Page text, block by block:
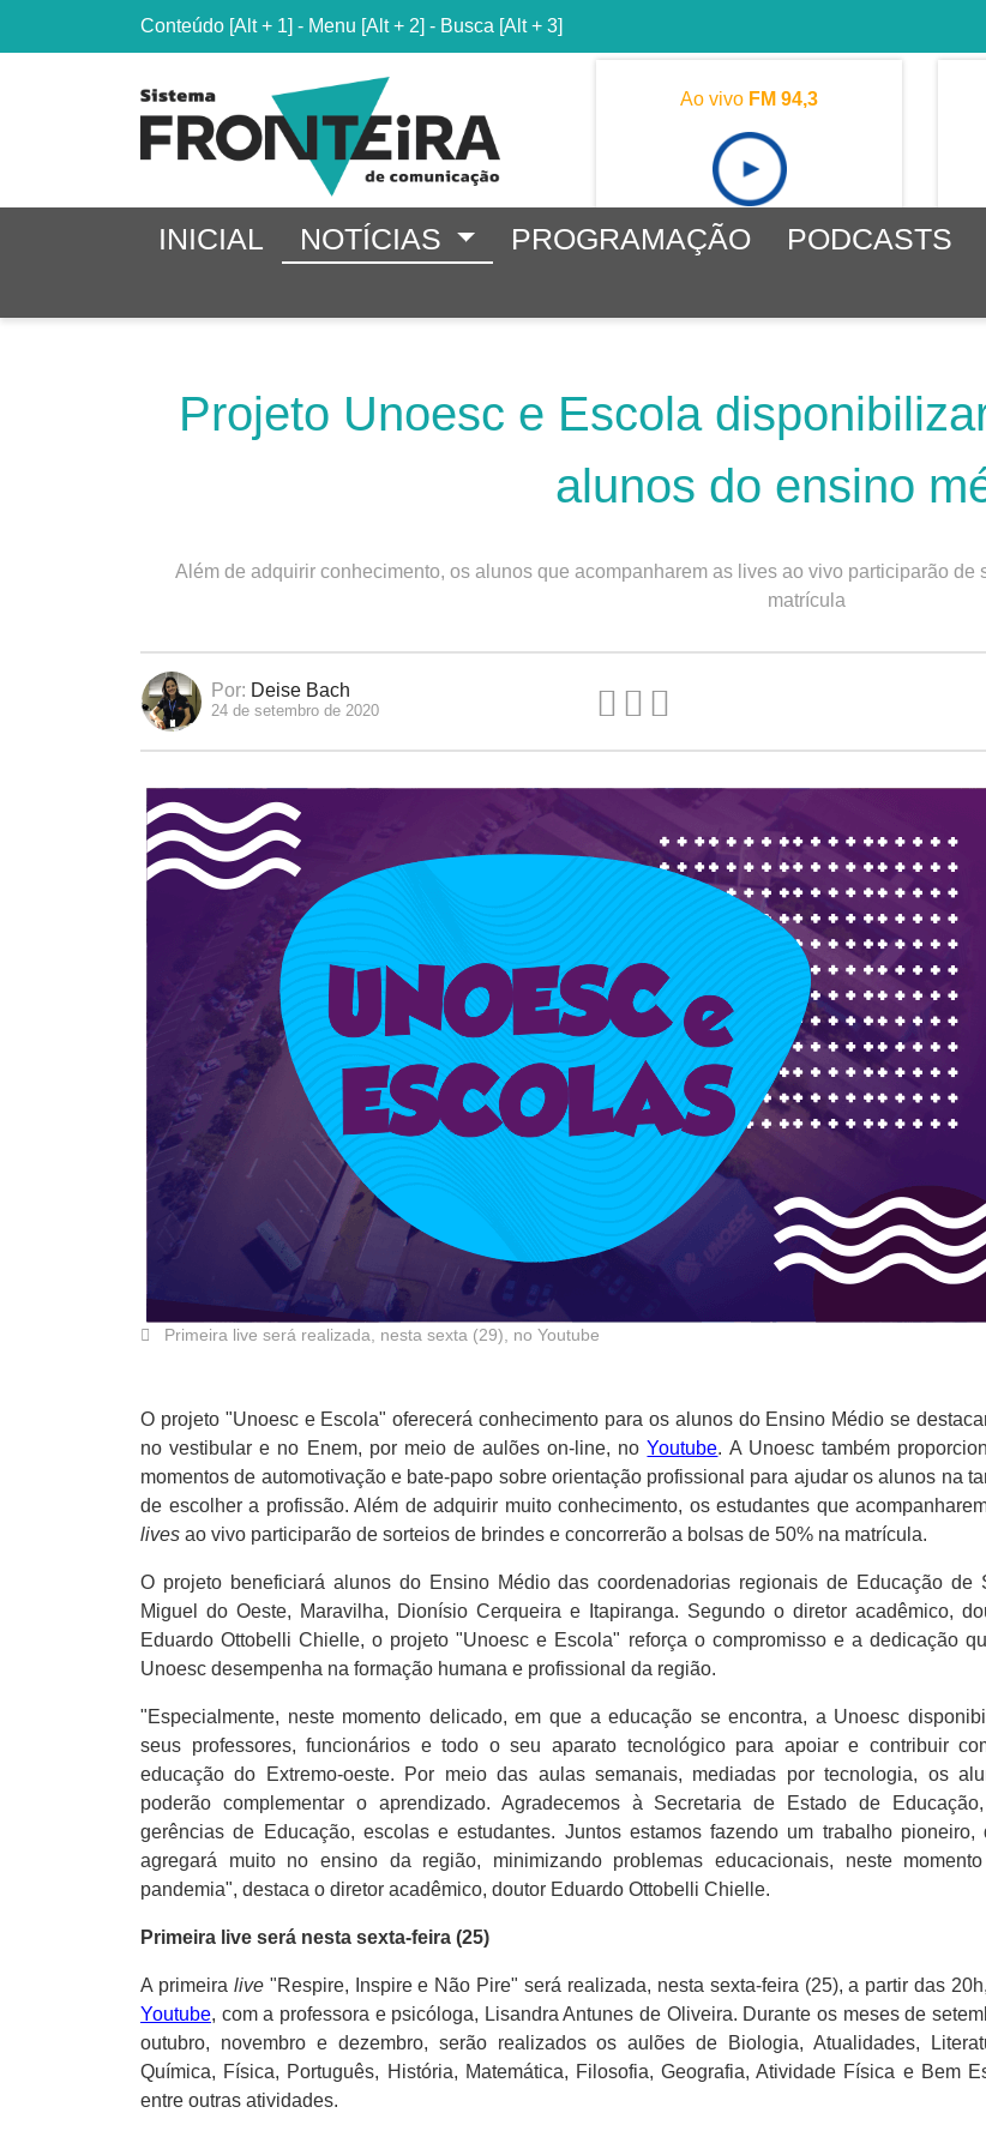
Conteúdo [Alt + 1] - Menu [Alt + 2] - Busca [Alt + 3]
Ao vivo FM 94,3
INICIAL NOTÍCIAS PROGRAMAÇÃO PODCASTS
Projeto Unoesc e Escola
alunos do ensino
Além de adquirir conhecimento, os alunos que acompanharem as lives ao vivo participarão
matrícula
Por: Deise Bach
24 de setembro de 2020
Primeira live será realizada, nesta sexta (29), no Youtube
O projeto "Unoesc e Escola" oferecerá conhecimento para os alunos do Ensino Médio se
no vestibular e no Enem, por meio de aulões on-line, noYoutube. A Unoesc também
momentos de automotivação e bate-papo sobre orientação profissional para ajudar os alunos na
de escolher a profissão. Além de adquirir muito conhecimento, os estudantes que
lives ao vivo participarão de sorteios de brindes e concorrerão a bolsas de 50% na matrícula.
O projeto beneficiará alunos do Ensino Médio das coordenadorias regionais de Educação de
Miguel do Oeste, Maravilha, Dionísio Cerqueira e Itapiranga. Segundo o diretor acadêmico,
Eduardo Ottobelli Chielle, o projeto "Unoesc e Escola" reforça o compromisso e a dedicação
Unoesc desempenha na formação humana e profissional da região.
"Especialmente, neste momento delicado, em que a educação se encontra, a Unoesc
seus professores, funcionários e todo o seu aparato tecnológico para apoiar e contribuir
educação do Extremo-oeste. Por meio das aulas semanais, mediadas por tecnologia, os
poderão complementar o aprendizado. Agradecemos à Secretaria de Estado de
gerências de Educação, escolas e estudantes. Juntos estamos fazendo um trabalho pioneiro,
agregará muito no ensino da região, minimizando problemas educacionais, neste
pandemia", destaca o diretor acadêmico, doutor Eduardo Ottobelli Chielle.
Primeira live será nesta sexta-feira (25)
A primeira live"Respire, Inspire e Não Pire" será realizada, nesta sexta-feira (25), a partir das
Youtube, com a professora e psicóloga, Lisandra Antunes de Oliveira. Durante os meses de
outubro, novembro e dezembro, serão realizados os aulões de Biologia, Atualidades,
Química, Física, Português, História, Matemática, Filosofia, Geografia, Atividade Física e Bem
entre outras atividades.